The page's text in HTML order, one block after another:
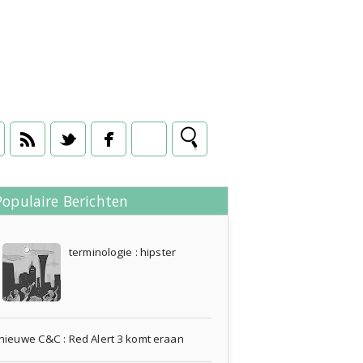
Berichten
terminologie : hipster
C&C : Red Alert 3 komt eraan